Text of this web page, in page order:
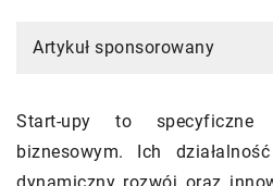
Artykuł sponsorowany
Start-upy to
biznesowym. Ich